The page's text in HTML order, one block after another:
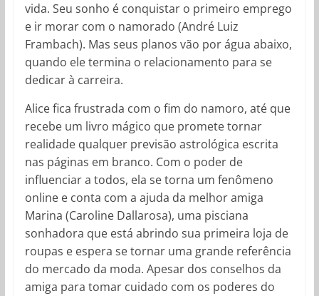
vida. Seu sonho é conquistar o primeiro emprego
e ir morar com o namorado (André Luiz
Frambach). Mas seus planos vão por água abaixo,
quando ele termina o relacionamento para se
dedicar à carreira.
Alice fica frustrada com o fim do namoro, até que
recebe um livro mágico que promete tornar
realidade qualquer previsão astrológica escrita
nas páginas em branco. Com o poder de
influenciar a todos, ela se torna um fenômeno
online e conta com a ajuda da melhor amiga
Marina (Caroline Dallarosa), uma pisciana
sonhadora que está abrindo sua primeira loja de
roupas e espera se tornar uma grande referência
do mercado da moda. Apesar dos conselhos da
amiga para tomar cuidado com os poderes do